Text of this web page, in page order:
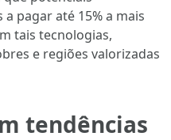
pagar até 15% a mais
tais tecnologias,
e regiões valorizadas
tendências